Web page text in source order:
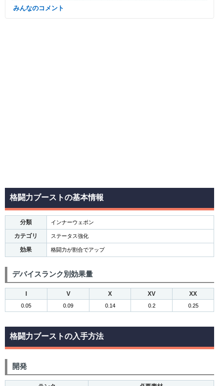
みんなのコメント
格闘力ブーストの基本情報
分類 インナーウェポン
カテゴリ ステータス強化
効果 格闘力が割合でアップ
デバイスランク別効果量
V X XV XX
0.05 0.09 0.14 0.2 0.25
格闘力ブーストの入手方法
開発